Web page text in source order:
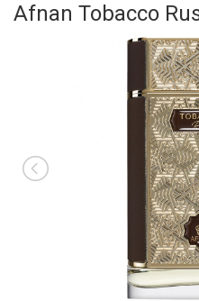
Afnan Tobacco